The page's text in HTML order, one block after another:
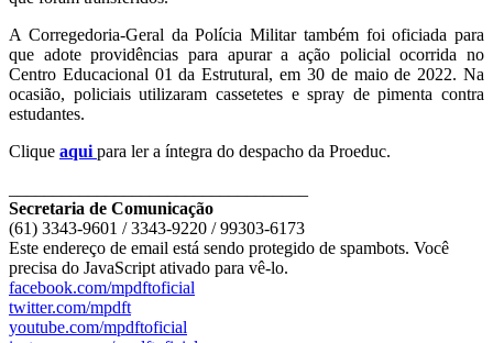
A Corregedoria-Geral da Polícia Militar também foi oficiada para
que adote providências para apurar a ação policial ocorrida no
Centro Educacional 01 da Estrutural, em 30 de maio de 2022. Na
ocasião, policiais utilizaram cassetetes e spray de pimenta contra
estudantes.
Clique aqui para ler a íntegra do despacho da Proeduc.
Secretaria de Comunicação
(61) 3343-9601 / 3343-9220 / 99303-6173
Este endereço de email está sendo protegido de spambots. Você
precisa do JavaScript ativado para vê-lo.
facebook.com/mpdftoficial
twitter.com/mpdft
youtube.com/mpdftoficial